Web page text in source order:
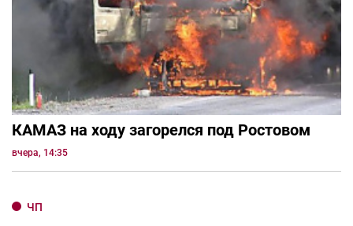
КАМАЗ на ходу загорелся под Ростовом
вчера, 14:35
ЧП